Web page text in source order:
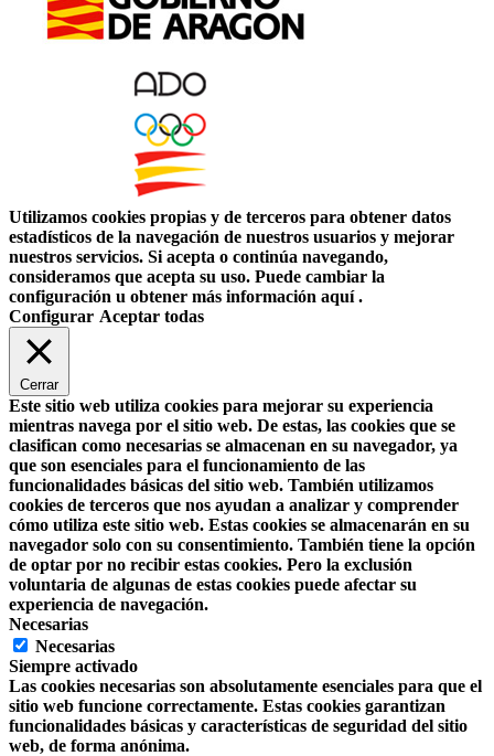
Utilizamos cookies propias y de terceros para obtener datos
estadísticos de la navegación de nuestros usuarios y mejorar
nuestros servicios. Si acepta o continúa navegando,
consideramos que acepta su uso. Puede cambiar la
configuración u obtener más información aquí .
Configurar Aceptar todas
Cerrar
Este sitio web utiliza cookies para mejorar su experiencia
mientras navega por el sitio web. De estas, las cookies que se
clasifican como necesarias se almacenan en su navegador, ya
que son esenciales para el funcionamiento de las
funcionalidades básicas del sitio web. También utilizamos
cookies de terceros que nos ayudan a analizar y comprender
cómo utiliza este sitio web. Estas cookies se almacenarán en su
navegador solo con su consentimiento. También tiene la opción
de optar por no recibir estas cookies. Pero la exclusión
voluntaria de algunas de estas cookies puede afectar su
experiencia de navegación.
Necesarias
Necesarias
Siempre activado
Las cookies necesarias son absolutamente esenciales para que el
sitio web funcione correctamente. Estas cookies garantizan
funcionalidades básicas y características de seguridad del sitio
web, de forma anónima.